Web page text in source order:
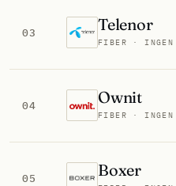
03 Telenor
FIBER · INGEN
04 Ownit
FIBER · INGEN
05 Boxer